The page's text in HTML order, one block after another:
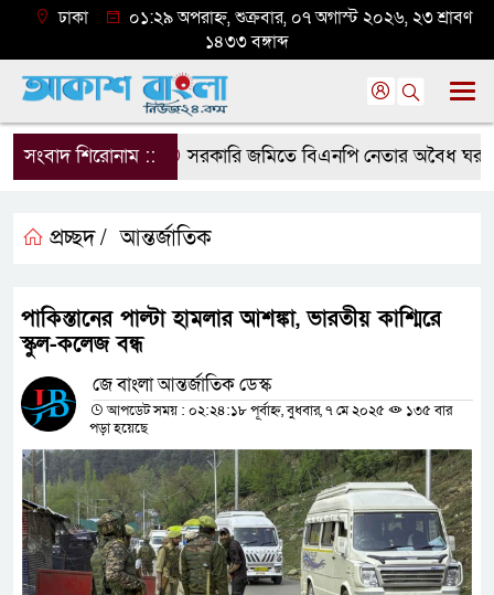
ঢাকা
০১:২৯ অপরাহ্ন, শুক্রবার, ০৭ অগাস্ট ২০২৬, ২৩ শ্রাবণ
১৪৩৩ বঙ্গাব্দ
সংবাদ শিরোনাম :: সরকারি জমিতে বিএনপি নেতার অবৈধ ঘর
প্রচ্ছদ / আন্তর্জাতিক
পাকিস্তানের পাল্টা হামলার আশঙ্কা, ভারতীয় কাশ্মিরে
স্কুল-কলেজ বন্ধ
জে বাংলা আন্তর্জাতিক ডেস্ক
আপডেট সময় : ০২:২৪:১৮ পূর্বাহ্ন, বুধবার, ৭ মে ২০২৫
১৩৫ বার
পড়া হয়েছে